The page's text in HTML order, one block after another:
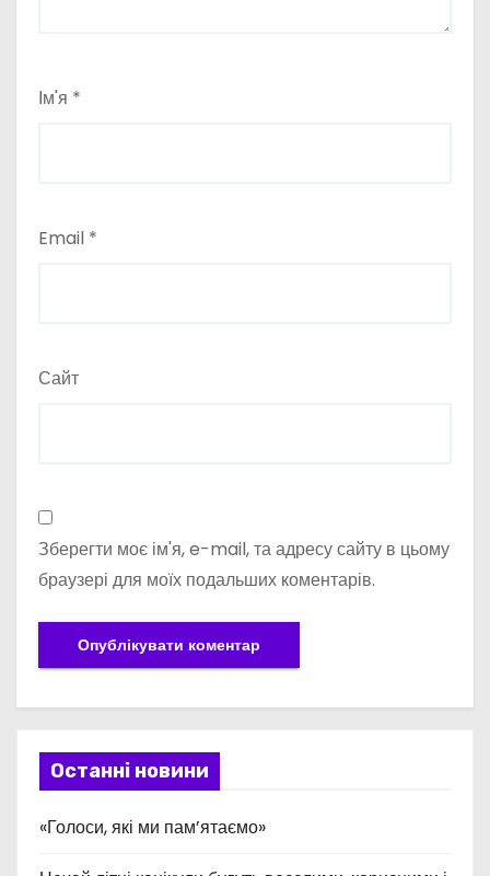
Ім'я *
Email *
Сайт
Зберегти моє ім'я, e-mail, та адресу сайту в цьому
браузері для моїх подальших коментарів.
Останні новини
«Голоси, які ми пам’ятаємо»